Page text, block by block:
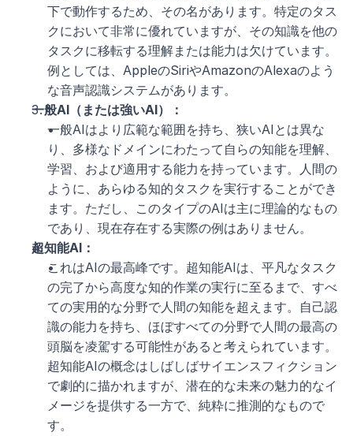
下で動作するため、その名があります。特定のタス
クにおいて非常に優れていますが、その知識を他の
タスクに移転する理解または能力は欠けています。
例としては、AppleのSiriやAmazonのAlexaのよう
な音声認識システムがあります。
一般AI（または強いAI）：
一般AIはより広範な範囲を持ち、狭いAIとは異な
り、多様なドメインにわたって自らの知能を理解、
学習、および適用する能力を持っています。人間の
ように、あらゆる知的タスクを実行することができ
ます。ただし、このタイプのAIは主に理論的なもの
であり、現在存在する実際の例はありません。
超知能AI：
これはAIの最高峰です。超知能AIは、平凡なタスク
の完了から高度な知的作業の実行に至るまで、すべ
ての実用的な分野で人間の知能を超えます。自己認
識の能力を持ち、ほぼすべての分野で人間の最高の
頭脳を凌駕する可能性があると考えられています。
超知能AIの概念はしばしばサイエンスフィクション
で劇的に描かれますが、潜在的な未来の魅力的なイ
メージを提供する一方で、純粋に推測的なもので
す。